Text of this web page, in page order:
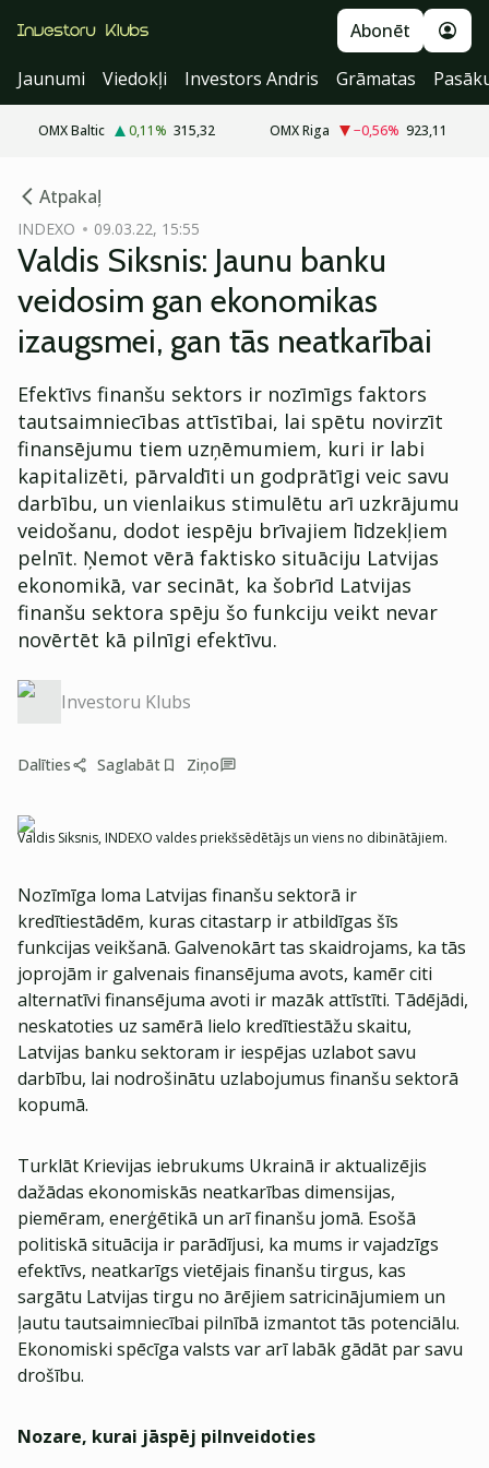
Abonēt
Jaunumi
Viedokļi Investors Andris Grāmatas
OMX Baltic 0,11% 315,32 OMX Riga −0,56% 923,11
Atpakaļ
INDEXO 09.03.22, 15:55
Valdis Siksnis: Jaunu banku
veidosim gan ekonomikas
izaugsmei, gan tās neatkarībai
Efektīvs finanšu sektors ir nozīmīgs faktors
tautsaimniecības attīstībai, lai spētu novirzīt
finansējumu tiem uzņēmumiem, kuri ir labi
kapitalizēti, pārvaldīti un godprātīgi veic savu
darbību, un vienlaikus stimulētu arī uzkrājumu
veidošanu, dodot iespēju brīvajiem līdzekļiem
pelnīt. Ņemot vērā faktisko situāciju Latvijas
ekonomikā, var secināt, ka šobrīd Latvijas
finanšu sektora spēju šo funkciju veikt nevar
novērtēt kā pilnīgi efektīvu.
Investoru Klubs
Dalīties Saglabāt Ziņo
Valdis Siksnis, INDEXO valdes priekšsēdētājs un viens no dibinātājiem.
Nozīmīga loma Latvijas finanšu sektorā ir
kredītiestādēm, kuras citastarp ir atbildīgas šīs
funkcijas veikšanā. Galvenokārt tas skaidrojams, ka tās
joprojām ir galvenais finansējuma avots, kamēr citi
alternatīvi finansējuma avoti ir mazāk attīstīti. Tādējādi,
neskatoties uz samērā lielo kredītiestāžu skaitu,
Latvijas banku sektoram ir iespējas uzlabot savu
darbību, lai nodrošinātu uzlabojumus finanšu sektorā
kopumā.
Turklāt Krievijas iebrukums Ukrainā ir aktualizējis
dažādas ekonomiskās neatkarības dimensijas,
piemēram, enerģētikā un arī finanšu jomā. Esošā
politiskā situācija ir parādījusi, ka mums ir vajadzīgs
efektīvs, neatkarīgs vietējais finanšu tirgus, kas
sargātu Latvijas tirgu no ārējiem satricinājumiem un
ļautu tautsaimniecībai pilnībā izmantot tās potenciālu.
Ekonomiski spēcīga valsts var arī labāk gādāt par savu
drošību.
Nozare, kurai jāspēj pilnveidoties